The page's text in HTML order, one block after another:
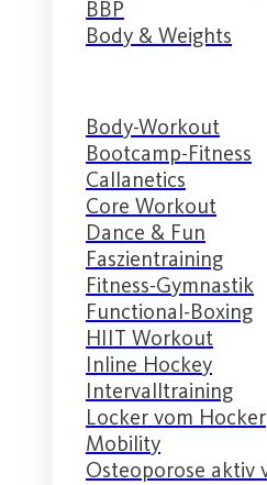
BBP
Body & Weights
Body-Workout
Bootcamp-Fitness
Callanetics
Core Workout
Dance & Fun
Faszientraining
Fitness-Gymnastik
Functional-Boxing
HIIT Workout
Inline Hockey
Intervalltraining
Locker vom Hocker
Mobility
Osteoporose aktiv